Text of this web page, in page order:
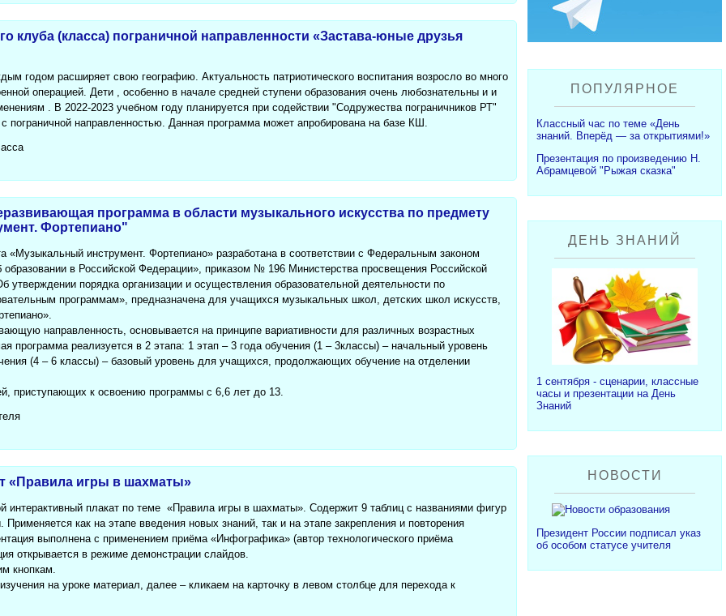
клуба (класса) пограничной направленности «Застава-юные друзья
годом расширяет свою географию. Актуальность патриотического воспитания возросло во много
операцией. Дети , особенно в начале средней ступени образования очень любознательны и и
. В 2022-2023 учебном году планируется при содействии "Содружества пограничников РТ"
пограничной направленностью. Данная программа может апробирована на базе КШ.
программа в области музыкального искусства по предмету
Фортепиано"
«Музыкальный инструмент. Фортепиано» разработана в соответствии с Федеральным законом
в Российской Федерации», приказом № 196 Министерства просвещения Российской
утверждении порядка организации и осуществления образовательной деятельности по
программам», предназначена для учащихся музыкальных школ, детских школ искусств,
направленность, основывается на принципе вариативности для различных возрастных
программа реализуется в 2 этапа: 1 этап – 3 года обучения (1 – 3классы) – начальный уровень
(4 – 6 классы) – базовый уровень для учащихся, продолжающих обучение на отделении
приступающих к освоению программы с 6,6 лет до 13.
«Правила игры в шахматы»
интерактивный плакат по теме «Правила игры в шахматы». Содержит 9 таблиц с названиями фигур
как на этапе введения новых знаний, так и на этапе закрепления и повторения
выполнена с применением приёма «Инфографика» (автор технологического приёма
открывается в режиме демонстрации слайдов.
кнопкам.
на уроке материал, далее – кликаем на карточку в левом столбце для перехода к
ПОПУЛЯРНОЕ
Классный час по теме «День
знаний. Вперёд — за открытиями!»
Презентация по произведению Н.
Абрамцевой "Рыжая сказка"
ДЕНЬ ЗНАНИЙ
1 сентября - сценарии, классные
часы и презентации на День
Знаний
НОВОСТИ
Президент России подписал указ
об особом статусе учителя